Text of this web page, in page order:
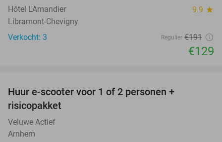
Hôtel L'Amandier 9.9 star
Libramont-Chevigny
Verkocht: 3
Regulier €191
€129
Huur e-scooter voor 1 of 2 personen +
risicopakket
Veluwe Actief
Arnhem